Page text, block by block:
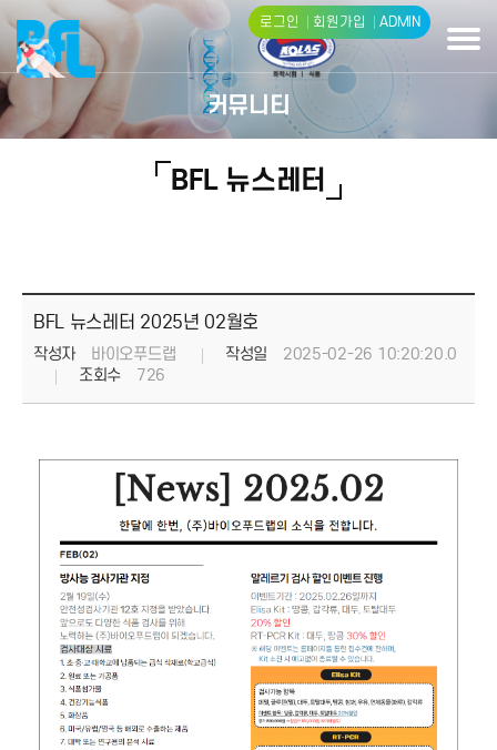
로그인 회원가입 ADMIN
커뮤니티
BFL 뉴스레터
BFL 뉴스레터 2025년 02월호
작성자 바이오푸드랩 작성일
2025-02-26 10:20:20.0
조회수
726